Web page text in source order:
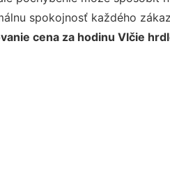
spokojnosť každého
cena za hodinu Vlčie